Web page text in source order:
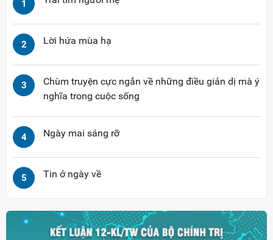
1
2 Lời hứa mùa hạ
3
Chùm truyện cực ngắn về những điều giản dị mà ý
nghĩa trong cuộc sống
4 Ngày mai sáng rỡ
5 Tin ở ngày về